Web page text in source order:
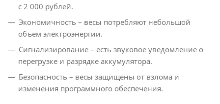
с 2 000 рублей.
Экономичность – весы потребляют небольшой
объем электроэнергии.
Сигнализирование – есть звуковое уведомление о
перегрузке и разрядке аккумулятора.
Безопасность – весы защищены от взлома и
изменения программного обеспечения.